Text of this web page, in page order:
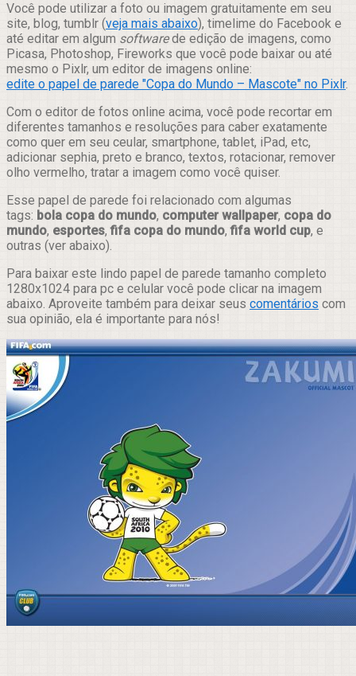
Você pode utilizar a foto ou imagem gratuitamente em seu
site, blog, tumblr (veja mais abaixo), timelime do Facebook e
até editar em algum softwarede edição de imagens, como
Picasa, Photoshop, Fireworks que você pode baixar ou até
mesmo o Pixlr, um editor de imagens online:
edite o papel de parede "Copa do Mundo – Mascote" no Pixlr.
Com o editor de fotos online acima, você pode recortar em
diferentes tamanhos e resoluções para caber exatamente
como quer em seu ceular, smartphone, tablet, iPad, etc,
adicionar sephia, preto e branco, textos, rotacionar, remover
olho vermelho, tratar a imagem como você quiser.
Esse papel de parede foi relacionado com algumas
tags: bola copa do mundo, computer wallpaper, copa do
mundo, esportes,fifa copa do mundo,fifa world cup, e
outras (ver abaixo).
Para baixar este lindo papel de parede tamanho completo
1280x1024 para pc e celular você pode clicar na imagem
abaixo. Aproveite também para deixar seus comentários com
sua opinião, ela é importante para nós!